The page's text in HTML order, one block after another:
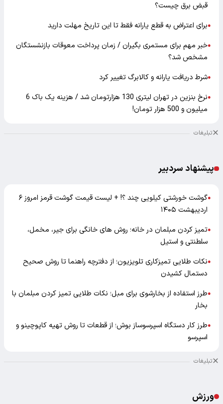
قبض برق چیست؟
●برای اعتراض به قطع یارانه فقط تا این تاریخ مهلت دارید
●خبر مهم برای مستمری بگیران / زمان پرداخت معوقات بازنشستگان
مشخص شد؟
●شرط دریافت یارانه و کالابرگ تغییر کرد
●
نرخ بنزین در تهران لیتری 130 هزارتومان شد / هزینه یک باک 6
میلیون و 500 هزار تومان!
تبلیغات
پیشنهاد سردبیر
●
گوشت خورشتی کیلویی چند ؟! + لیست قیمت گوشت قرمز امروز ۶
اردیبهشت ۱۴۰۵
●تمیز کردن مبلمان در خانه؛ روش های خانگی برای جیر، مخمل،
سلطنتی و استیل
●نکات طلایی تمیزکاری تلویزیون؛ از دفترچه راهنما تا روش صحیح
دستمال کشیدن
●طرز استفاده از بخارشوی برای مبل؛ نکات طلایی تمیز کردن مبلمان با
بخار
●طرز کار دستگاه اسپرسوساز بوش؛ از قطعات تا روش تهیه کاپوچینو و
اسپرسو
تبلیغات
ورزش